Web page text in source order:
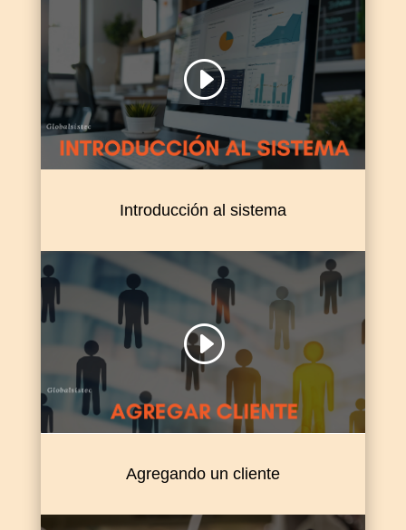
Introducción al sistema
Agregando un cliente